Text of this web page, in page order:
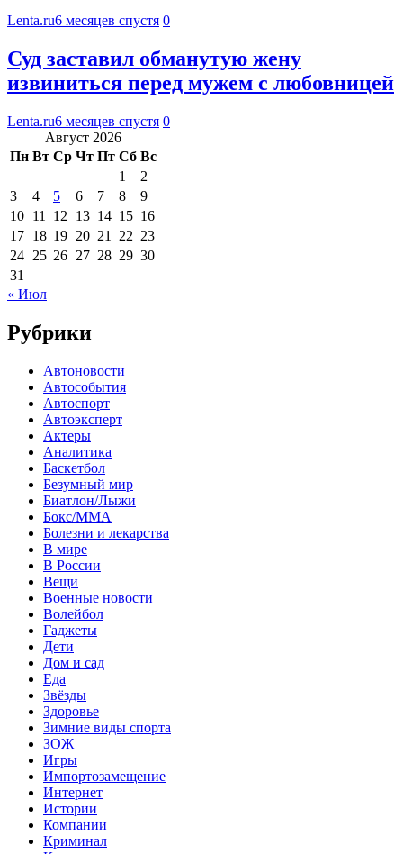
Lenta.ru6 месяцев спустя 0
Суд заставил обманутую жену
извиниться перед мужем с любовницей
Lenta.ru6 месяцев спустя 0
Август 2026
Пн Вт Ср Чт Пт Сб Вс
1
2
3
4 5 6 7 8
9
10 11 12 13 14 15 16
17 18 19 20 21 22 23
24 25 26 27 28 29 30
31
« Июл
Рубрики
Автоновости
Автособытия
Автоспорт
Автоэксперт
Актеры
Аналитика
Баскетбол
Безумный мир
Биатлон/Лыжи
Бокс/MMA
Болезни и лекарства
В мире
В России
Вещи
Военные новости
Волейбол
Гаджеты
Дети
Дом и сад
Еда
Звёзды
Здоровье
Зимние виды спорта
ЗОЖ
Игры
Импортозамещение
Интернет
Истории
Компании
Криминал